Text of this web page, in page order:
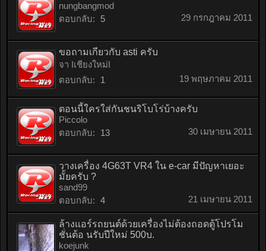
nungbangmod
ตอบกลับ:
5 29 กรกฎาคม 2011
ขอถามเกียวกับ asti ครับ
จา Iเชียงใหม่I
ตอบกลับ:
1 19 พฤษภาคม 2011
ตอนนี้ใครใส่กันชนริโบโร่บ้างครับ
Piccolo
ตอบกลับ:
13 30 เมษายน 2011
วางเครื่อง 4G63T VR4 ใน e-car มีปัญหาเยอะ
มั้ยครับ ?
sand99
ตอบกลับ: 4 21 เมษายน 2011
ล้างแอร์รถยนต์ด้วยเครื่องไม่ต้องถอดตู้โปรโม
ชั่นต้อ นรับปีใหม่ 500บ.
koejunk